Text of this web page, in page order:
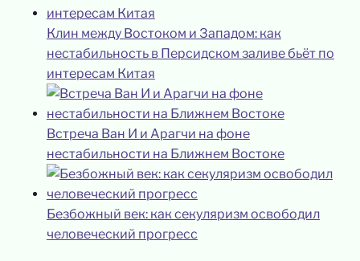
Клин между Востоком и Западом: как
нестабильность в Персидском заливе бьёт по
интересам Китая
Встреча Ван И и Арагчи на фоне
нестабильности на Ближнем Востоке
Безбожный век: как секуляризм освободил
человеческий прогресс